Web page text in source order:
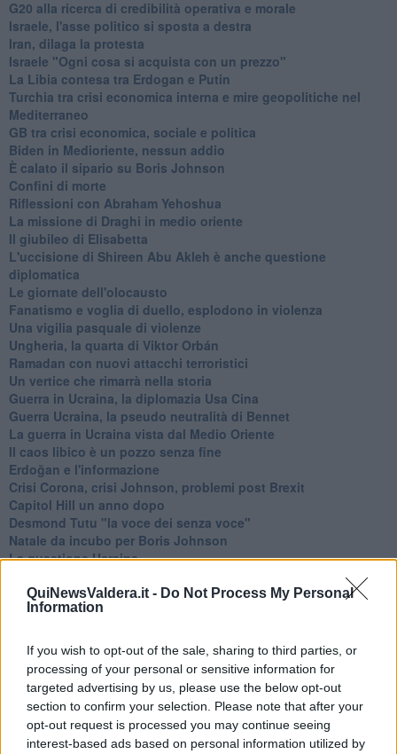
QuiNewsValdera.it - Do Not Process My Personal
Information
If you wish to opt-out of the sale, sharing to third parties, or
processing of your personal or sensitive information for
targeted advertising by us, please use the below opt-out
section to confirm your selection. Please note that after your
opt-out request is processed you may continue seeing
interest-based ads based on personal information utilized by
G20 alla ricerca di credibilità operativa e morale
Israele, l'asse politico si sposta a destra
Iran, dilaga la protesta
Israele "Ogni cosa si acquista con un prezzo"
La Libia contesa tra Erdogan e Putin
Turchia tra crisi economica interna e mire geopolitiche nel
Mediterraneo
GB tra crisi economica, sociale e politica
Biden in Medioriente, nessun addio
È calato il sipario su Boris Johnson
Confini di morte
Riflessioni con Abraham Yehoshua
La missione di Draghi in medio oriente
Il giubileo di Elisabetta
L'uccisione di Shireen Abu Akleh è anche questione
diplomatica
Le giornate dell'olocausto
Fanatismo e voglia di duello, esplodono in violenza
Una vigilia pasquale di violenze
Ungheria, la quarta di Viktor Orbán
Ramadan con nuovi attacchi terroristici
Un vertice che rimarrà nella storia
Guerra in Ucraina, la diplomazia Usa Cina
Guerra Ucraina, la pseudo neutralità di Bennet
La guerra in Ucraina vista dal Medio Oriente
​Il caos libico è un pozzo senza fine
Erdoğan e l'informazione
Crisi Corona, crisi Johnson, problemi post Brexit
Capitol Hill un anno dopo
Desmond Tutu "la voce dei senza voce"
Natale da incubo per Boris Johnson
La questione Ucraina
Una vigilia di Natale per un nuovo Rais
La questione israelo-palestinese ignorata dal G20
Libano, collasso economico e guerra civile
Johnson, da Trump a Biden alla Brexit
L'AUKUS e il Quad
Biden, primo presidente USA non in guerra
Papa Bergoglio vedrà Viktor Orbán
Bennet, un giorno in attesa di Biden